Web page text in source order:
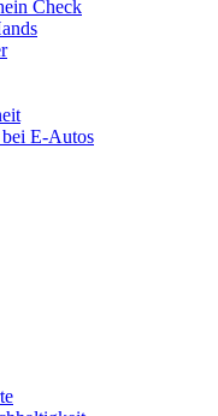
Check
E-Autos